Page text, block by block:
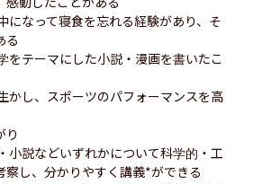
なって寝食を忘れる経験があり、そ
る
テーマにした小説・漫画を書いたこ
し、スポーツのパフォーマンスを高
り
説などいずれかについて科学的・工
し、分かりやすく講義*ができる